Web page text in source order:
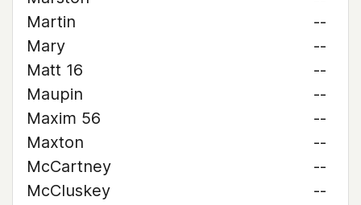
Martin
--
Mary
--
Matt 16
--
Maupin
--
Maxim 56
--
Maxton
--
McCartney
--
McCluskey
--